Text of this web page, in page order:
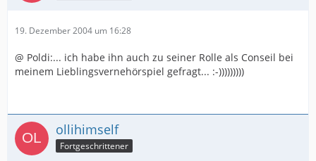
19. Dezember 2004 um 16:28
@ Poldi:... ich habe ihn auch zu seiner Rolle als Conseil bei
meinem Lieblingsvernehörspiel gefragt... :-)))))))))
ollihimself
Fortgeschrittener